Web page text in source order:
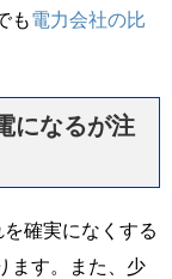
も電力会社の比
になるが注
確実になくする
ます。また、少